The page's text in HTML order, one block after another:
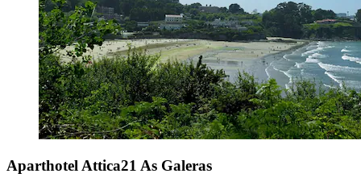
Aparthotel Attica21 As Galeras